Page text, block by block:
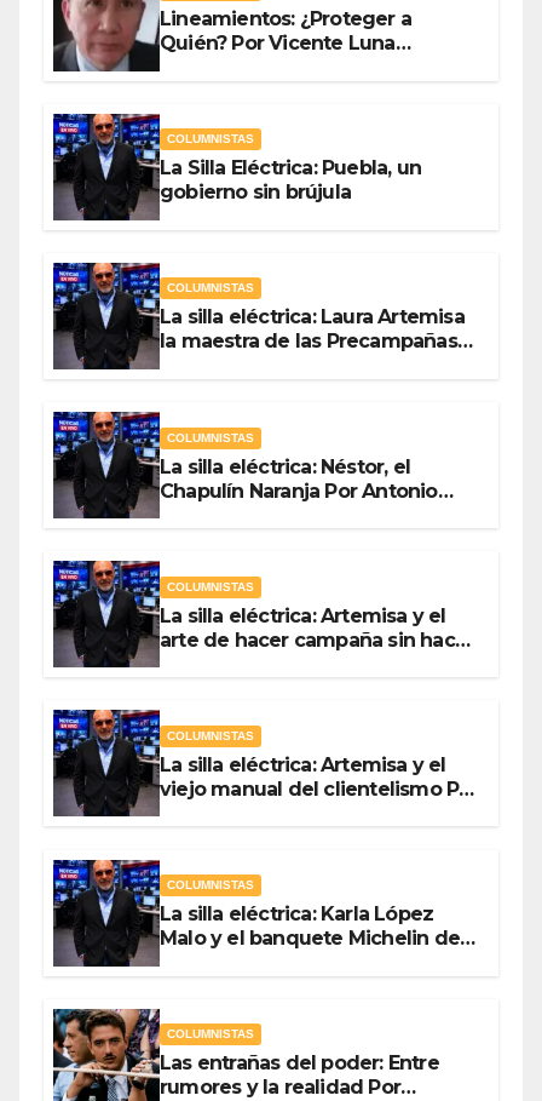
Lineamientos: ¿Proteger a
Quién? Por Vicente Luna
COLUMNISTAS
La Silla Eléctrica: Puebla, un
gobierno sin brújula
COLUMNISTAS
La silla eléctrica: Laura Artemisa
la maestra de las Precampañas
COLUMNISTAS
La silla eléctrica: Néstor, el
Chapulín Naranja Por Antonio
COLUMNISTAS
La silla eléctrica: Artemisa y el
arte de hacer campaña sin hacer
COLUMNISTAS
La silla eléctrica: Artemisa y el
viejo manual del clientelismo Por
COLUMNISTAS
La silla eléctrica: Karla López
Malo y el banquete Michelin del
COLUMNISTAS
Las entrañas del poder: Entre
rumores y la realidad Por